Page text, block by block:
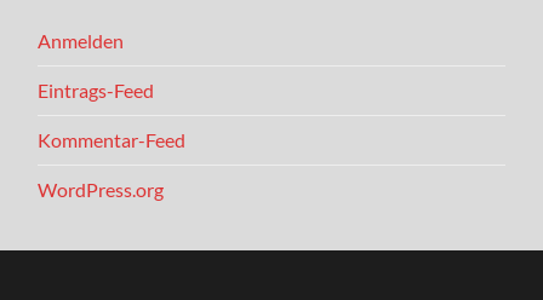
Anmelden
Eintrags-Feed
Kommentar-Feed
WordPress.org